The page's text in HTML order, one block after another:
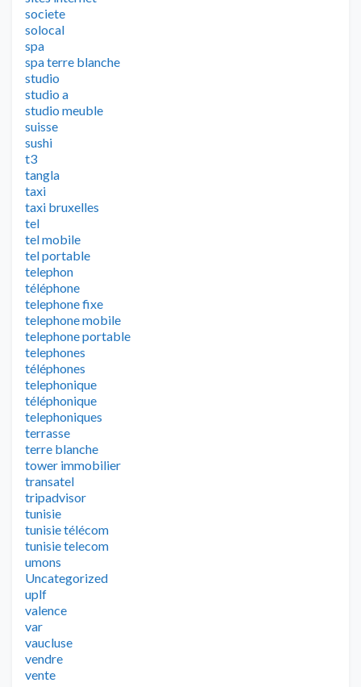
societe
solocal
spa
spa terre blanche
studio
studio a
studio meuble
suisse
sushi
t3
tangla
taxi
taxi bruxelles
tel
tel mobile
tel portable
telephon
téléphone
telephone fixe
telephone mobile
telephone portable
telephones
téléphones
telephonique
téléphonique
telephoniques
terrasse
terre blanche
tower immobilier
transatel
tripadvisor
tunisie
tunisie télécom
tunisie telecom
umons
Uncategorized
uplf
valence
var
vaucluse
vendre
vente